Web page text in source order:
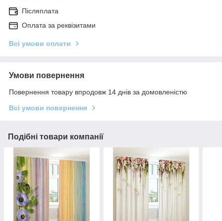
Післяплата
Оплата за реквізитами
Всі умови оплати
Умови повернення
Повернення товару впродовж 14 днів за домовленістю
Всі умови повернення
Подібні товари компанії